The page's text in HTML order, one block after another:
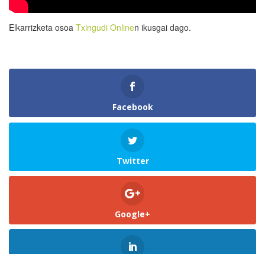
Elkarrizketa osoa Txingudi Onlinen ikusgai dago.
Facebook
Twitter
Google+